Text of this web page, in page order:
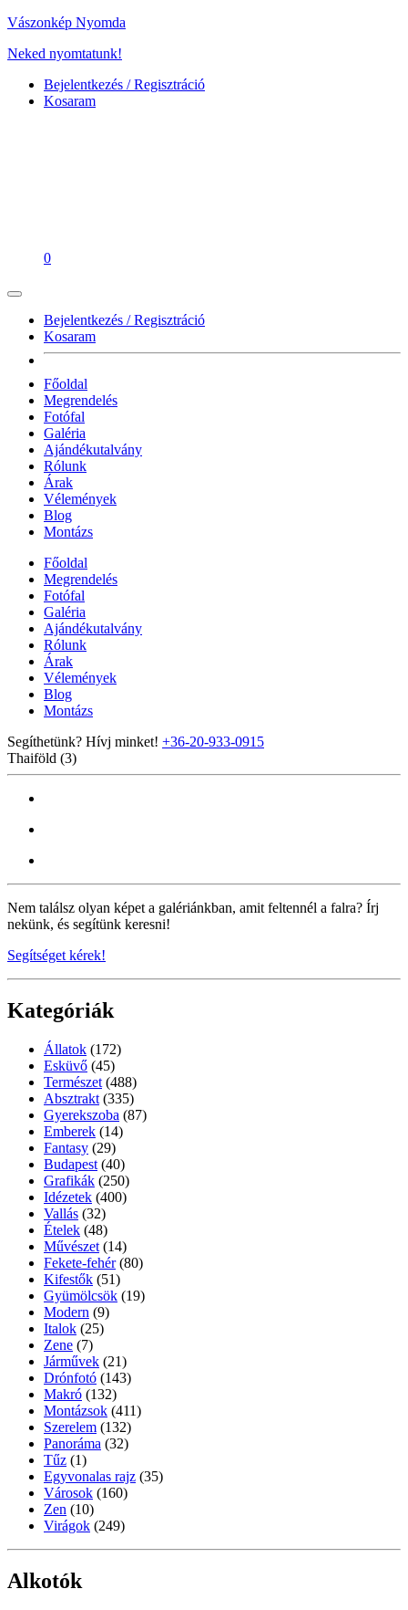
Vászonkép Nyomda
Neked nyomtatunk!
Bejelentkezés / Regisztráció
Kosaram
0
Bejelentkezés / Regisztráció
Kosaram
Főoldal
Megrendelés
Fotófal
Galéria
Ajándékutalvány
Rólunk
Árak
Vélemények
Blog
Montázs
Főoldal
Megrendelés
Fotófal
Galéria
Ajándékutalvány
Rólunk
Árak
Vélemények
Blog
Montázs
Segíthetünk? Hívj minket! +36-20-933-0915
Thaiföld (3)
Nem találsz olyan képet a galériánkban, amit feltennél a falra? Írj
nekünk, és segítünk keresni!
Segítséget kérek!
Kategóriák
Állatok (172)
Esküvő (45)
Természet (488)
Absztrakt (335)
Gyerekszoba (87)
Emberek (14)
Fantasy (29)
Budapest (40)
Grafikák (250)
Idézetek (400)
Vallás (32)
Ételek (48)
Művészet (14)
Fekete-fehér (80)
Kifestők (51)
Gyümölcsök (19)
Modern (9)
Italok (25)
Zene (7)
Járművek (21)
Drónfotó (143)
Makró (132)
Montázsok (411)
Szerelem (132)
Panoráma (32)
Tűz (1)
Egyvonalas rajz (35)
Városok (160)
Zen (10)
Virágok (249)
Alkotók